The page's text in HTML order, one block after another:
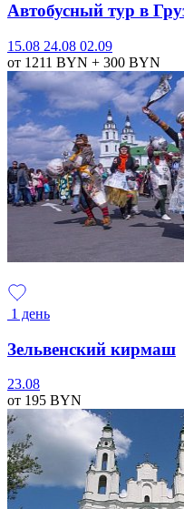
Автобусный тур в
15.08 24.08 02.09
от 1211 BYN + 300 BYN
1 день
Зельвенский кирмаш
23.08
от 195 BYN